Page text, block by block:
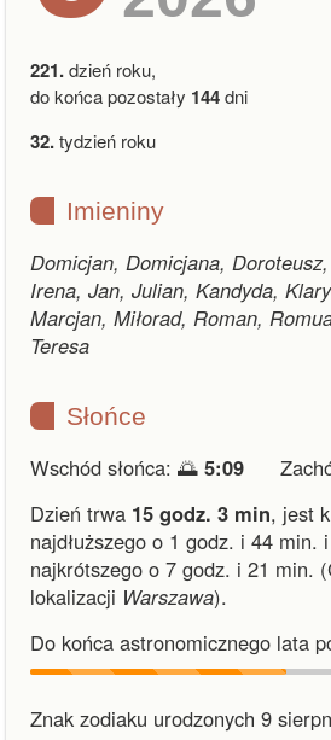
221.dzień roku,
do końca pozostały 144dni
32.tydzień roku
Imieniny
Domicjan, Domicjana,
Irena, Jan, Julian, Kandyda,
Marcjan, Miłorad, Roman,
Teresa
Słońce
Wschód słońca: 🌅 5:09
Dzień trwa 15 godz. 3 min, jest
najdłuższego o 1 godz. i 44 min. i
najkrótszego o 7 godz. i 21 min.
lokalizacji Warszawa).
Do końca astronomicznego lata
Znak zodiaku urodzonych 9